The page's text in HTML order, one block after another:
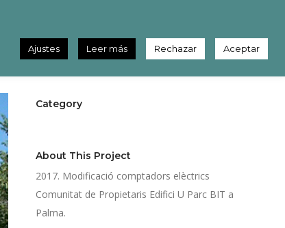
Category
About This Project
2017. Modificació comptadors elèctrics
Comunitat de Propietaris Edifici U Parc BIT a
Palma.
Ajustes Leer más Rechazar Aceptar